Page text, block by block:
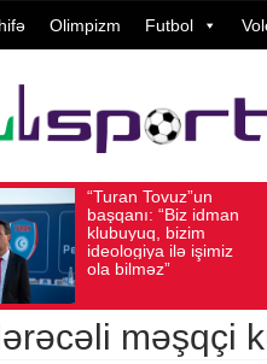
Olimpizm Futbol
Vüqar
yüksək
Avqust 05, 2026
məşqçi